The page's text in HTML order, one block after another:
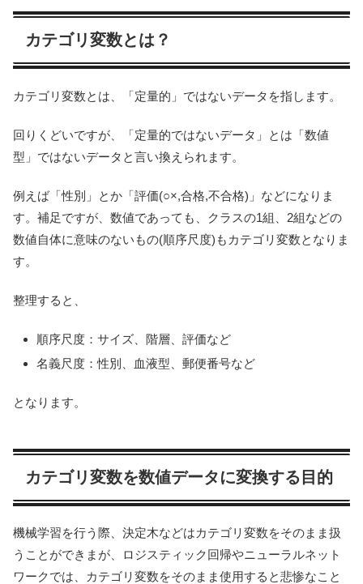
カテゴリ変数とは？
カテゴリ変数とは、「定量的」ではないデータを指します。
回りくどいですが、「定量的ではないデータ」とは「数値
型」ではないデータと言い換えられます。
例えば「性別」とか「評価(○×,合格,不合格)」などになりま
す。補足ですが、数値であっても、クラスの1組、2組などの
数値自体に意味のないもの(順序尺度)もカテゴリ変数となりま
す。
整理すると、
順序尺度：サイズ、階層、評価など
名義尺度：性別、血液型、郵便番号など
となります。
カテゴリ変数を数値データに変換する目的
機械学習を行う際、決定木などはカテゴリ変数をそのまま扱
うことができまが、ロジスティック回帰やニューラルネット
ワークでは、カテゴリ変数をそのまま使用すると悲惨なこと